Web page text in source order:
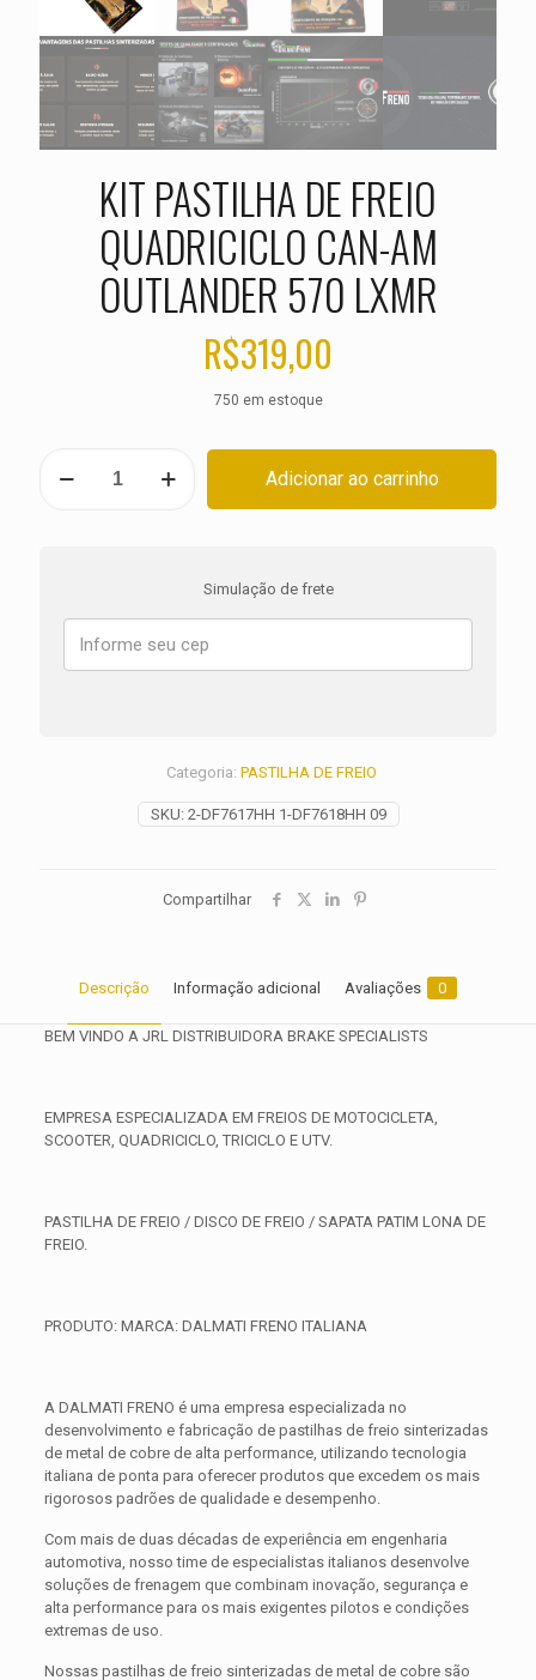
KIT PASTILHA DE FREIO
QUADRICICLO CAN-AM
OUTLANDER 570 LXMR
R$319,00
750 em estoque
PASTILHA
OUTLANDER
LXMR
Adicionar ao carrinho
Simulação de frete
SKU: 2-DF7617HH 1-DF7618HH 09
Categoria: PASTILHA DE FREIO
Compartilhar
Descrição Informação adicional Avaliações 0
BEM VINDO A JRL DISTRIBUIDORA BRAKE SPECIALISTS
EMPRESA ESPECIALIZADA EM FREIOS DE MOTOCICLETA,
SCOOTER, QUADRICICLO, TRICICLO E UTV.
PASTILHA DE FREIO / DISCO DE FREIO / SAPATA PATIM LONA DE
FREIO.
PRODUTO: MARCA: DALMATI FRENO ITALIANA
A DALMATI FRENO é uma empresa especializada no
desenvolvimento e fabricação de pastilhas de freio sinterizadas
de metal de cobre de alta performance, utilizando tecnologia
italiana de ponta para oferecer produtos que excedem os mais
rigorosos padrões de qualidade e desempenho.
Com mais de duas décadas de experiência em engenharia
automotiva, nosso time de especialistas italianos desenvolve
soluções de frenagem que combinam inovação, segurança e
alta performance para os mais exigentes pilotos e condições
extremas de uso.
Nossas pastilhas de freio sinterizadas de metal de cobre são